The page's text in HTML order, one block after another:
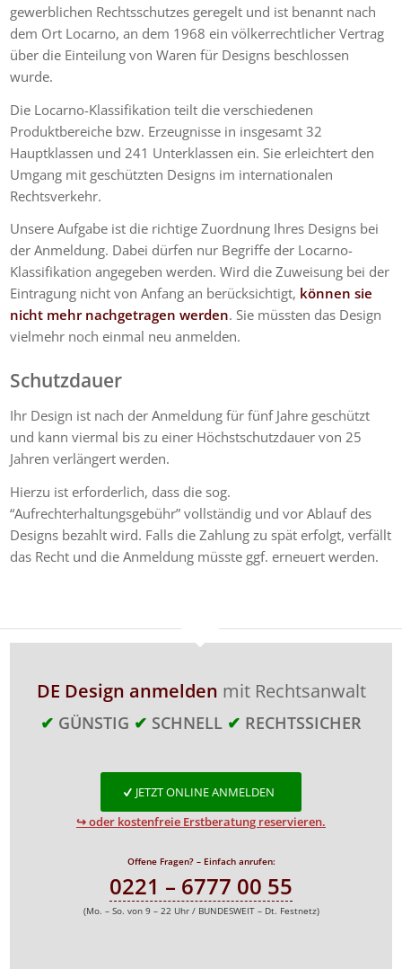
gewerblichen Rechtsschutzes geregelt und ist benannt nach
dem Ort Locarno, an dem 1968 ein völkerrechtlicher Vertrag
über die Einteilung von Waren für Designs beschlossen
wurde.
Die Locarno-Klassifikation teilt die verschiedenen
Produktbereiche bzw. Erzeugnisse in insgesamt 32
Hauptklassen und 241 Unterklassen ein. Sie erleichtert den
Umgang mit geschützten Designs im internationalen
Rechtsverkehr.
Unsere Aufgabe ist die richtige Zuordnung Ihres Designs bei
der Anmeldung. Dabei dürfen nur Begriffe der Locarno-
Klassifikation angegeben werden. Wird die Zuweisung bei der
Eintragung nicht von Anfang an berücksichtigt, können sie
nicht mehr nachgetragen werden. Sie müssten das Design
vielmehr noch einmal neu anmelden.
Schutzdauer
Ihr Design ist nach der Anmeldung für fünf Jahre geschützt
und kann viermal bis zu einer Höchstschutzdauer von 25
Jahren verlängert werden.
Hierzu ist erforderlich, dass die sog.
“Aufrechterhaltungsgebühr” vollständig und vor Ablauf des
Designs bezahlt wird. Falls die Zahlung zu spät erfolgt, verfällt
das Recht und die Anmeldung müsste ggf. erneuert werden.
DE Design anmelden mit Rechtsanwalt
✔ GÜNSTIG ✔ SCHNELL ✔ RECHTSSICHER
JETZT ONLINE ANMELDEN
↪ oder kostenfreie Erstberatung reservieren.
Offene Fragen? – Einfach anrufen:
0221 – 6777 00 55
(Mo. – So. von 9 – 22 Uhr / BUNDESWEIT – Dt. Festnetz)